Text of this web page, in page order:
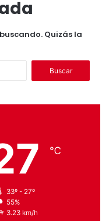
Quizás la
c
℃
33º - 27º
55%
3.23 km/h